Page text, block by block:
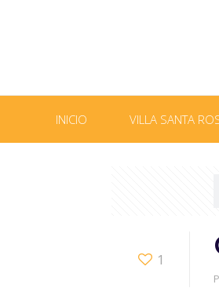
INICIO VILLA SANTA
1